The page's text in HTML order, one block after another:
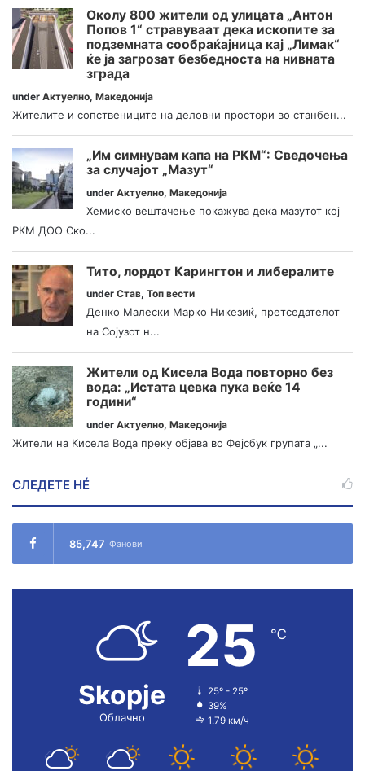
Околу 800 жители од улицата „Антон
Попов 1“ стравуваат дека ископите за
подземната сообраќајница кај „Лимак“
ќе ја загрозат безбедноста на нивната
зграда
under Актуелно, Македонија
Жителите и сопствениците на деловни простори во станбен...
„Им симнувам капа на РКМ“: Сведочења
за случајот „Мазут“
under Актуелно, Македонија
Хемиско вештачење покажува дека мазутот кој
РКМ ДОО Ско...
Тито, лордот Карингтон и либералите
under Став, Топ вести
Денко Малески Марко Никезиќ, претседателот
на Сојузот н...
Жители од Кисела Вода повторно без
вода: „Истата цевка пука веќе 14
години“
under Актуелно, Македонија
Жители на Кисела Вода преку објава во Фејсбук групата „...
СЛЕДЕТЕ НÉ
85,747 Фанови
Skopje
Облачно
25 ℃
25º - 25º
39%
1.79 км/ч